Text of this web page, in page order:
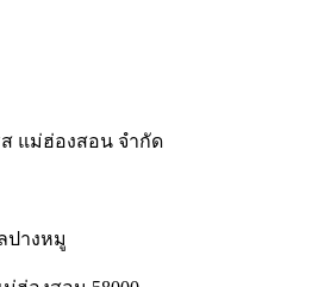
แม่ฮ่องสอน จำกัด
ปางหมู